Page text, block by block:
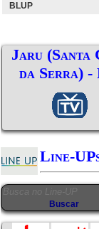
BLUP
Jaru (Santa
da Serra) -
Line-